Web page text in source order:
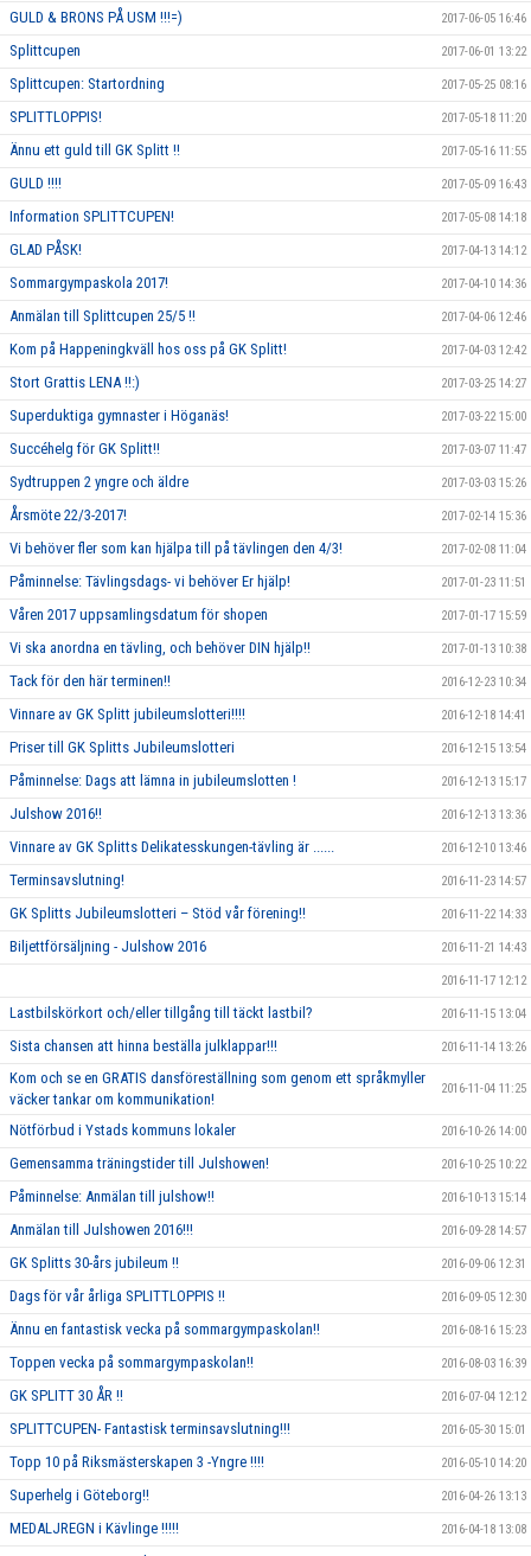
GULD & BRONS PÅ USM !!!=) 2017-06-05 16:46
Splittcupen 2017-06-01 13:22
Splittcupen: Startordning 2017-05-25 08:16
SPLITTLOPPIS! 2017-05-18 11:20
Ännu ett guld till GK Splitt !! 2017-05-16 11:55
GULD !!!! 2017-05-09 16:43
Information SPLITTCUPEN! 2017-05-08 14:18
GLAD PÅSK! 2017-04-13 14:12
Sommargympaskola 2017! 2017-04-10 14:36
Anmälan till Splittcupen 25/5 !! 2017-04-06 12:46
Kom på Happeningkväll hos oss på GK Splitt! 2017-04-03 12:42
Stort Grattis LENA !!:) 2017-03-25 14:27
Superduktiga gymnaster i Höganäs! 2017-03-22 15:00
Succéhelg för GK Splitt!! 2017-03-07 11:47
Sydtruppen 2 yngre och äldre 2017-03-03 15:26
Årsmöte 22/3-2017! 2017-02-14 15:36
Vi behöver fler som kan hjälpa till på tävlingen den 4/3! 2017-02-08 11:04
Påminnelse: Tävlingsdags- vi behöver Er hjälp! 2017-01-23 11:51
Våren 2017 uppsamlingsdatum för shopen 2017-01-17 15:59
Vi ska anordna en tävling, och behöver DIN hjälp!! 2017-01-13 10:38
Tack för den här terminen!! 2016-12-23 10:34
Vinnare av GK Splitt jubileumslotteri!!!! 2016-12-18 14:41
Priser till GK Splitts Jubileumslotteri 2016-12-15 13:54
Påminnelse: Dags att lämna in jubileumslotten ! 2016-12-13 15:17
Julshow 2016!! 2016-12-13 13:36
Vinnare av GK Splitts Delikatesskungen-tävling är ...... 2016-12-10 13:46
Terminsavslutning! 2016-11-23 14:57
GK Splitts Jubileumslotteri – Stöd vår förening!! 2016-11-22 14:33
Biljettförsäljning - Julshow 2016 2016-11-21 14:43
2016-11-17 12:12
Lastbilskörkort och/eller tillgång till täckt lastbil? 2016-11-15 13:04
Sista chansen att hinna beställa julklappar!!! 2016-11-14 13:26
Kom och se en GRATIS dansföreställning som genom ett språkmyller
väcker tankar om kommunikation!
2016-11-04 11:25
Nötförbud i Ystads kommuns lokaler 2016-10-26 14:00
Gemensamma träningstider till Julshowen! 2016-10-25 10:22
Påminnelse: Anmälan till julshow!! 2016-10-13 15:14
Anmälan till Julshowen 2016!!! 2016-09-28 14:57
GK Splitts 30-års jubileum !! 2016-09-06 12:31
Dags för vår årliga SPLITTLOPPIS !! 2016-09-05 12:30
Ännu en fantastisk vecka på sommargympaskolan!! 2016-08-16 15:23
Toppen vecka på sommargympaskolan!! 2016-08-03 16:39
GK SPLITT 30 ÅR !! 2016-07-04 12:12
SPLITTCUPEN- Fantastisk terminsavslutning!!! 2016-05-30 15:01
Topp 10 på Riksmästerskapen 3 -Yngre !!!! 2016-05-10 14:20
Superhelg i Göteborg!! 2016-04-26 13:13
MEDALJREGN i Kävlinge !!!!! 2016-04-18 13:08